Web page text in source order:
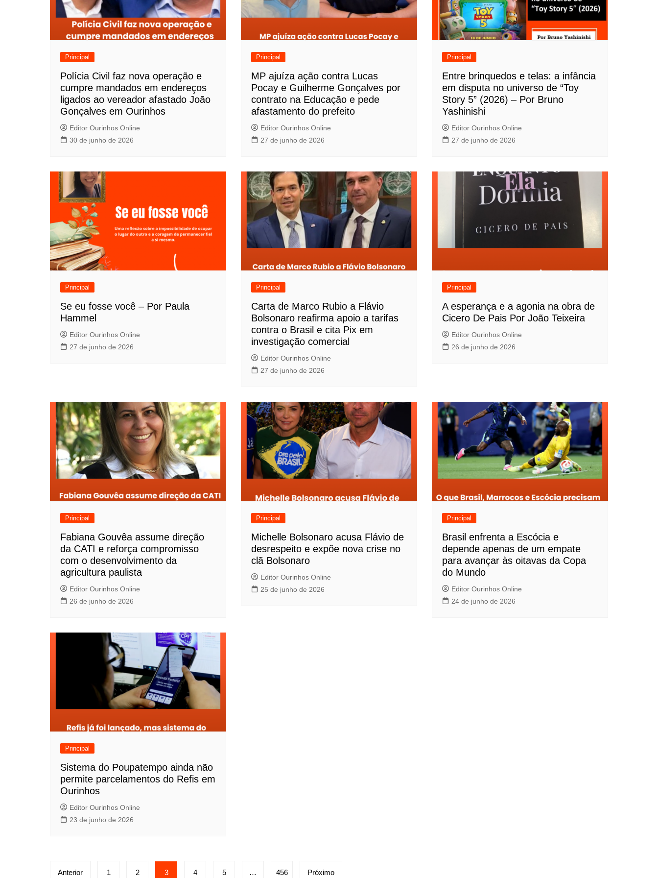
Principal
Polícia Civil faz nova operação e
cumpre mandados em endereços
ligados ao vereador afastado João
Gonçalves em Ourinhos
Editor Ourinhos Online
30 de junho de 2026
Principal
MP ajuíza ação contra Lucas
Pocay e Guilherme Gonçalves por
contrato na Educação e pede
afastamento do prefeito
Editor Ourinhos Online
27 de junho de 2026
Principal
Entre brinquedos e telas: a infância
em disputa no universo de “Toy
Story 5” (2026) – Por Bruno
Yashinishi
Editor Ourinhos Online
27 de junho de 2026
Principal
Se eu fosse você – Por Paula
Hammel
Editor Ourinhos Online
27 de junho de 2026
Principal
Carta de Marco Rubio a Flávio
Bolsonaro reafirma apoio a tarifas
contra o Brasil e cita Pix em
investigação comercial
Editor Ourinhos Online
27 de junho de 2026
Principal
A esperança e a agonia na obra de
Cicero De Pais Por João Teixeira
Editor Ourinhos Online
26 de junho de 2026
Principal
Fabiana Gouvêa assume direção
da CATI e reforça compromisso
com o desenvolvimento da
agricultura paulista
Editor Ourinhos Online
26 de junho de 2026
Principal
Michelle Bolsonaro acusa Flávio de
desrespeito e expõe nova crise no
clã Bolsonaro
Editor Ourinhos Online
25 de junho de 2026
Principal
Brasil enfrenta a Escócia e
depende apenas de um empate
para avançar às oitavas da Copa
do Mundo
Editor Ourinhos Online
24 de junho de 2026
Principal
Sistema do Poupatempo ainda não
permite parcelamentos do Refis em
Ourinhos
Editor Ourinhos Online
23 de junho de 2026
PAnterior 1 2 3 4 5 … 456 Próximo